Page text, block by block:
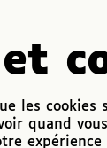
et
les
quand